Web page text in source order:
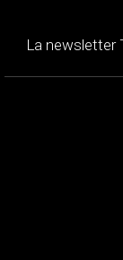
La newsletter